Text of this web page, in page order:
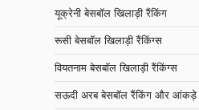
यूक्रेनी बेसबॉल खिलाड़ी रैंकिंग
रूसी बेसबॉल खिलाड़ी रैंकिंग्स
वियतनाम बेसबॉल खिलाड़ी रैंकिंग्स
सऊदी अरब बेसबॉल रैंकिंग और आंकड़े